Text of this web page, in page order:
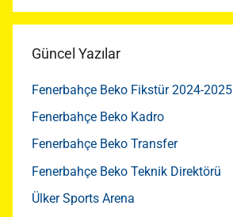
Güncel Yazılar
Fenerbahçe Beko Fikstür 2024-2025
Fenerbahçe Beko Kadro
Fenerbahçe Beko Transfer
Fenerbahçe Beko Teknik Direktörü
Ülker Sports Arena